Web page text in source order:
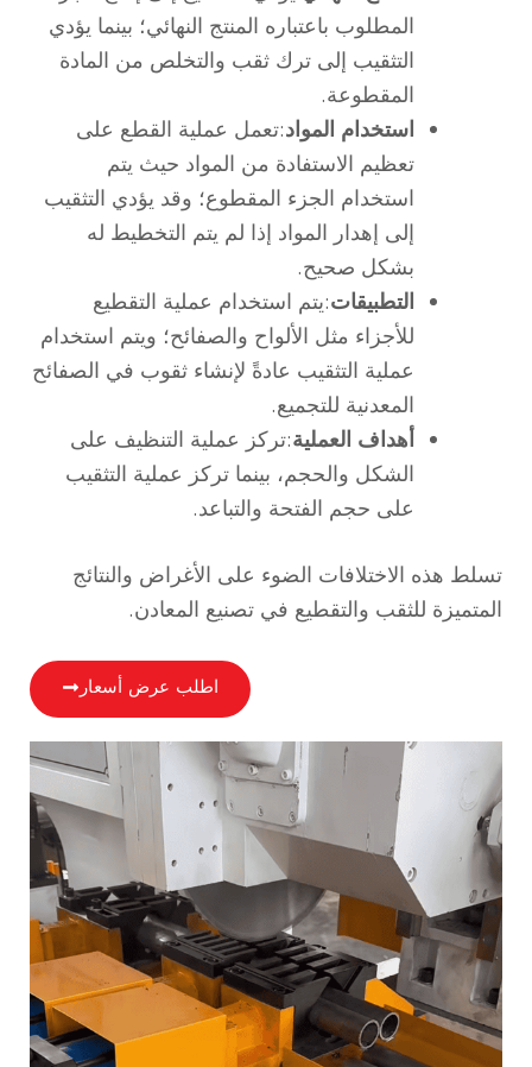
المطلوب باعتباره المنتج النهائي؛ بينما يؤدي
التثقيب إلى ترك ثقب والتخلص من المادة
المقطوعة.
استخدام المواد:تعمل عملية القطع على
تعظيم الاستفادة من المواد حيث يتم
استخدام الجزء المقطوع؛ وقد يؤدي التثقيب
إلى إهدار المواد إذا لم يتم التخطيط له
بشكل صحيح.
التطبيقات:يتم استخدام عملية التقطيع
للأجزاء مثل الألواح والصفائح؛ ويتم استخدام
عملية التثقيب عادةً لإنشاء ثقوب في الصفائح
المعدنية للتجميع.
أهداف العملية:تركز عملية التنظيف على
الشكل والحجم، بينما تركز عملية التثقيب
على حجم الفتحة والتباعد.
تسلط هذه الاختلافات الضوء على الأغراض والنتائج
المتميزة للثقب والتقطيع في تصنيع المعادن.
اطلب عرض أسعار